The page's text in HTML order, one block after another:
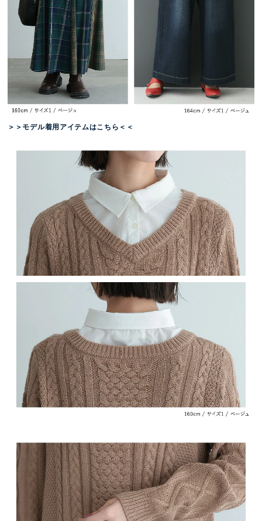
＞＞モデル着用アイテムはこちら＜＜